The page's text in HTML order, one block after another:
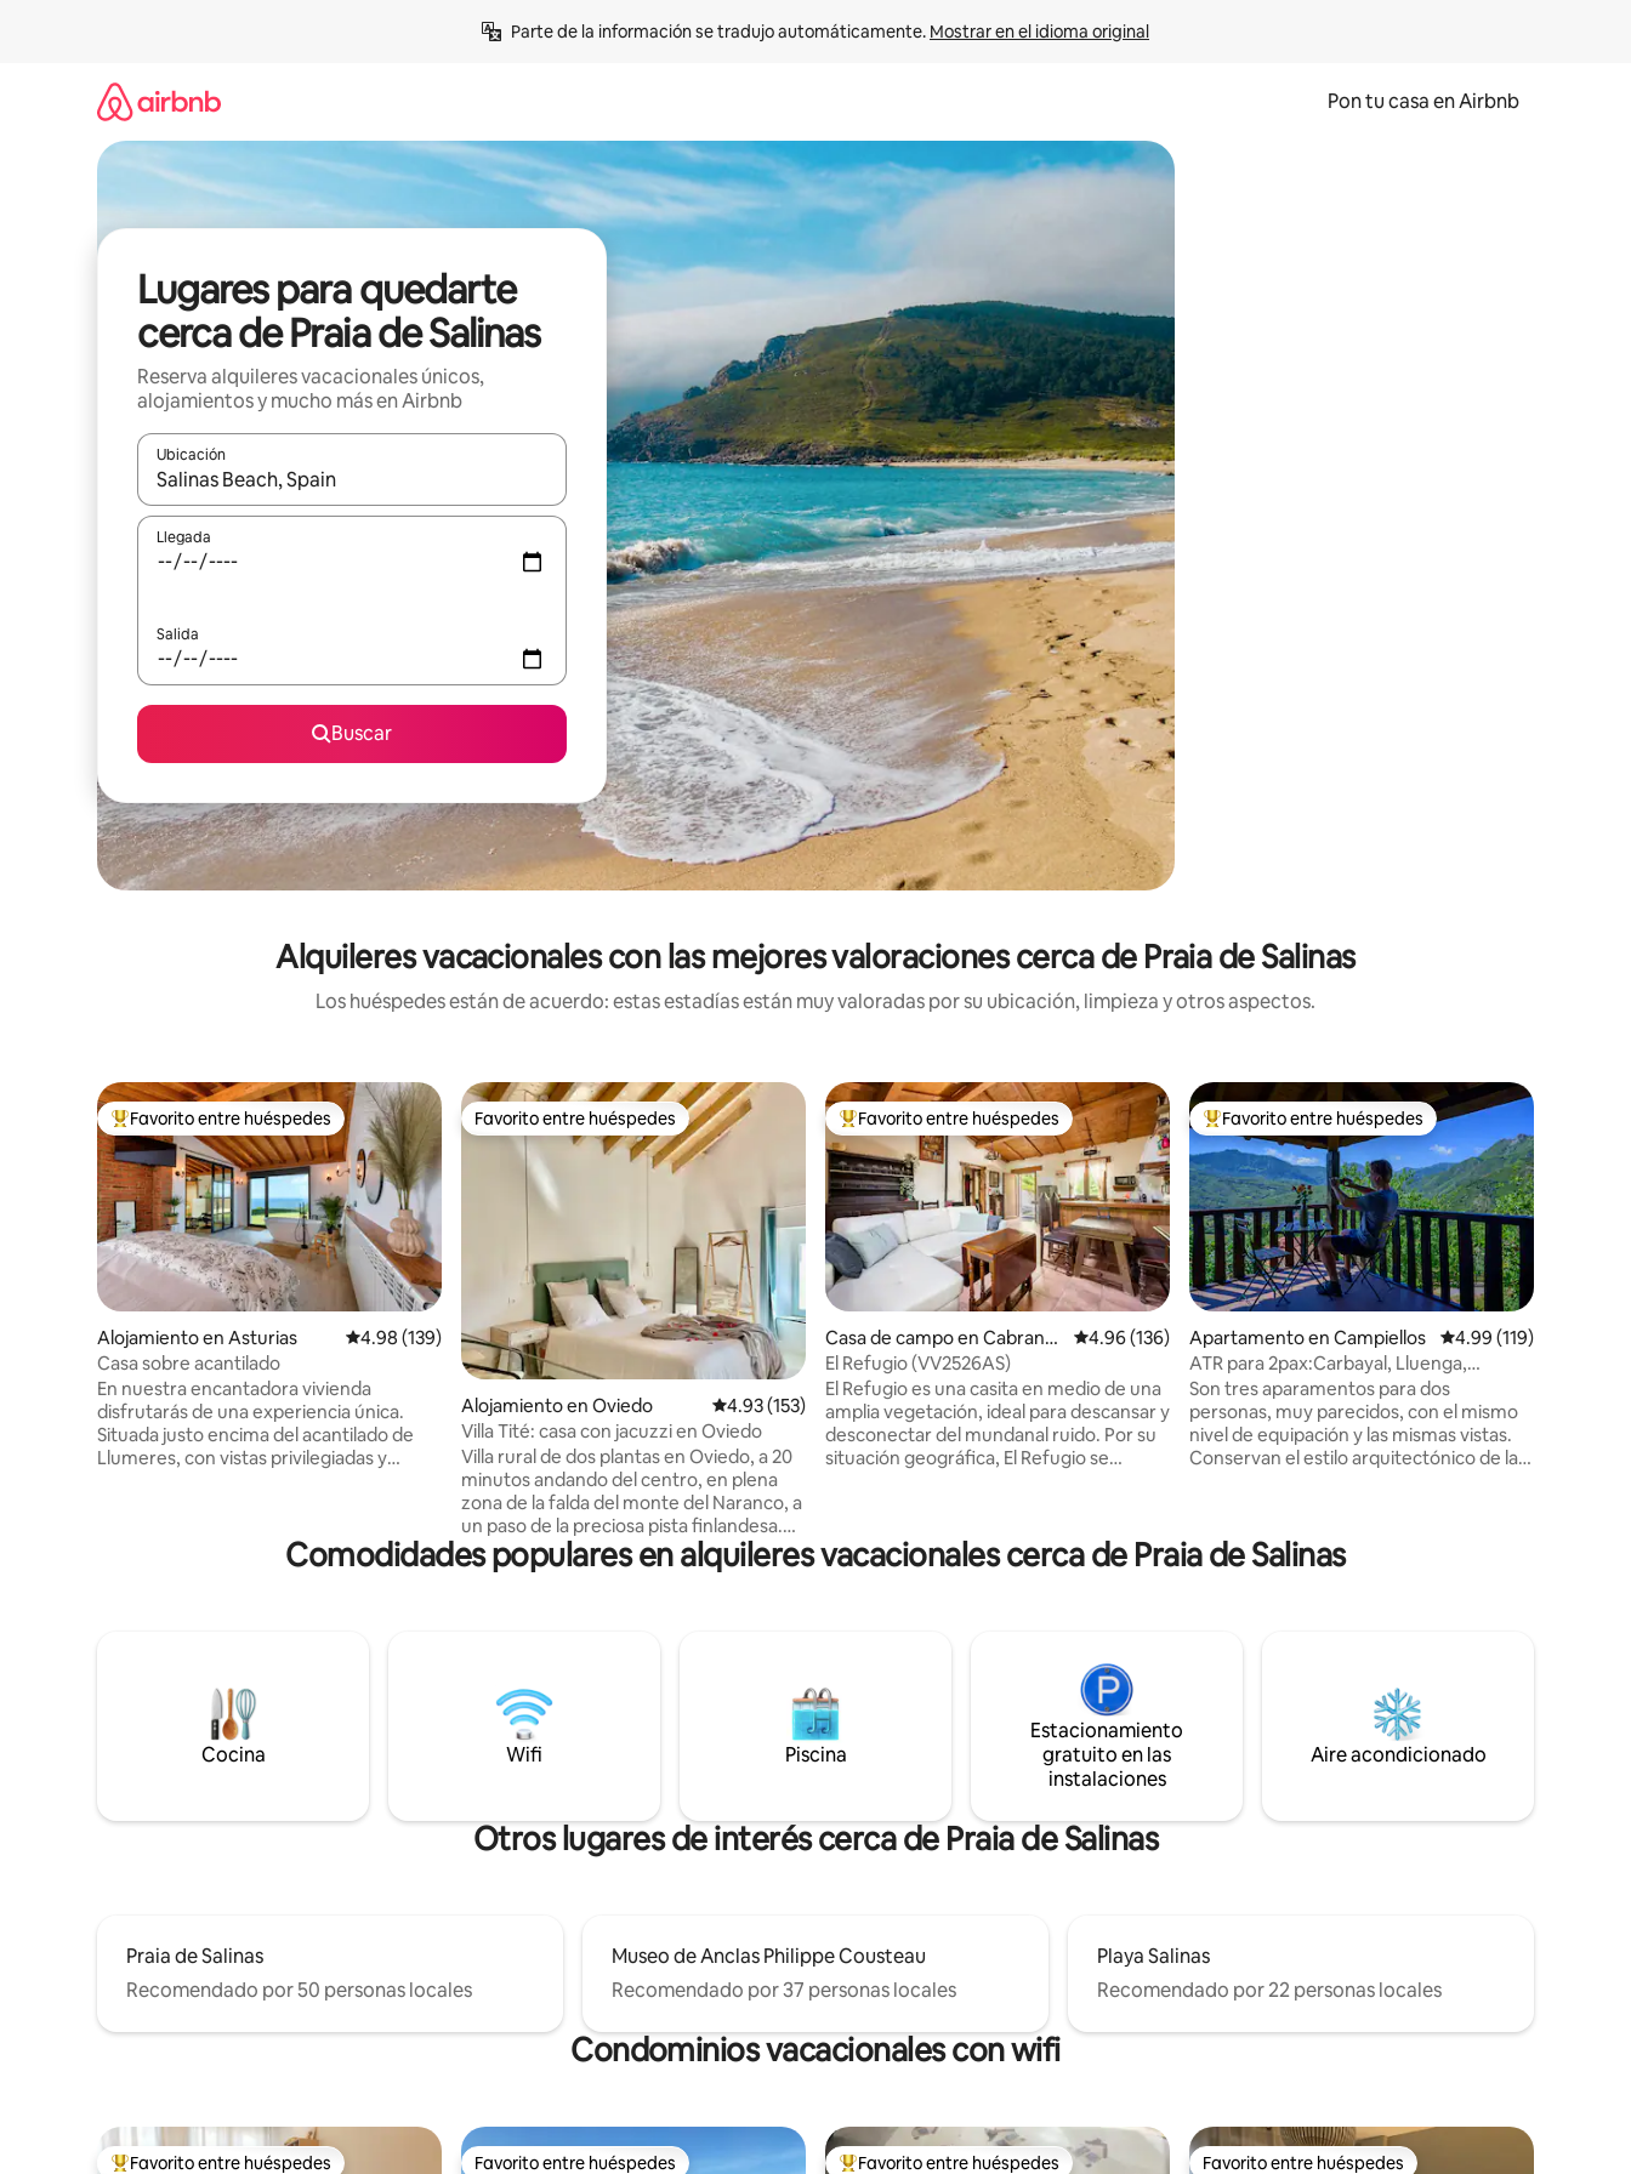
Parte de la información se tradujo automáticamente. Mostrar en el idioma original
Pon tu casa en Airbnb
Lugares para quedarte
cerca de Praia de Salinas
Reserva alquileres vacacionales únicos,
alojamientos y mucho más en Airbnb
Ubicación
Cuando los resultados estén disponibles, navega con las teclas de flecha hacia arriba y hacia abajo o explora con el tacto o desliza el dedo.
Llegada
Salida
Buscar
Alquileres vacacionales con las mejores valoraciones cerca de Praia de Salinas
Los huéspedes están de acuerdo: estas estadías están muy valoradas por su ubicación, limpieza y otros aspectos.
Favorito entre huéspedes preferido
Favorito entre huéspedes
Alojamiento en Asturias Calificación promedio: 4.98 de 5, 139 reseñas
4.98 (139)
Casa sobre acantilado
En nuestra encantadora vivienda
disfrutarás de una experiencia única.
Situada justo encima del acantilado de
Llumeres, con vistas privilegiadas y
salón y cocina totalmente equipada, dos
terrazas (ambas con vistas al mar) baño
Favorito entre huéspedes
Favorito entre huéspedes
Alojamiento en Oviedo Calificación promedio: 4.93 de 5, 153 reseñas
4.93 (153)
Villa Tité: casa con jacuzzi en Oviedo
Villa rural de dos plantas en Oviedo, a 20
minutos andando del centro, en plena
zona de la falda del monte del Naranco, a
un paso de la preciosa pista finlandesa.
Casa de reciente restauración, con un
amplio jacuzzi en la habitación y una gran
luminoso. Televisión Smart TV con
Netflix. Check-in por código y/o llave
digital, para hacer tu estancia más
privada.
Favorito entre huéspedes preferido
Favorito entre huéspedes
Casa de campo en Cabrane
s, Infiesto Villaviosa
Calificación promedio: 4.96 de 5, 136 reseñas
4.96 (136)
El Refugio (VV2526AS)
El Refugio es una casita en medio de una
amplia vegetación, ideal para descansar y
desconectar del mundanal ruido. Por su
situación geográfica, El Refugio se
y a 35 km de los Lagos de Covadonga y
muy cerca de pueblos pesqueros como
Favorito entre huéspedes preferido
Favorito entre huéspedes
Apartamento en Campiellos Calificación promedio:
4.99 (119)
ATR para 2pax:Carbayal, Lluenga,
Llombes. AR0280
Son tres aparamentos para dos
personas, muy parecidos, con el mismo
nivel de equipación y las mismas vistas.
Conservan el estilo arquitectónico de la
cómodos. En la planta baja, la
protagonista es la chimenea de leña
Comodidades populares en alquileres vacacionales cerca de Praia de Salinas
Cocina Wifi Piscina
Estacionamiento
gratuito en las
instalaciones
Aire acondicionado
Otros lugares de interés cerca de Praia de Salinas
Praia de Salinas
Recomendado por 50 personas locales
Museo de Anclas Philippe Cousteau
Recomendado por 37 personas locales
Playa Salinas
Recomendado por 22 personas locales
Condominios vacacionales con wifi
Favorito entre huéspedes Favorito entre huéspedes Favorito entre huéspedes Favorito entre huéspedes